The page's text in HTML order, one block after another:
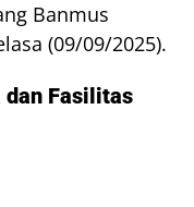
Banmus
(09/09/2025).
dan Fasilitas